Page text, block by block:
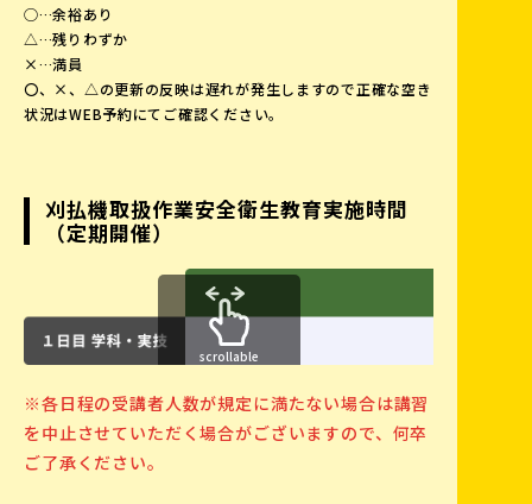
23
30 31 1 2 3 4 5
◯…余裕あり
△…残りわずか
×…満員
〇、×、△の更新の反映は遅れが発生しますので正確な空き
状況はWEB予約にてご確認ください。
刈払機取扱作業安全衛生教育実施時間
（定期開催）
scrollable
※各日程の受講者人数が規定に満たない場合は講習
を中止させていただく場合がございますので、何卒
ご了承ください。